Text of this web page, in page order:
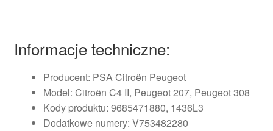
Informacje techniczne:
Producent: PSA Citroën Peugeot
Model: Citroën C4 II, Peugeot 207, Peugeot 308
Kody produktu: 9685471880, 1436L3
Dodatkowe numery: V753482280